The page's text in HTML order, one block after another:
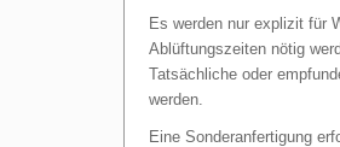
Es werden nur explizit für
Ablüftungszeiten nötig
Tatsächliche oder
werden.
Eine Sonderanfertigung